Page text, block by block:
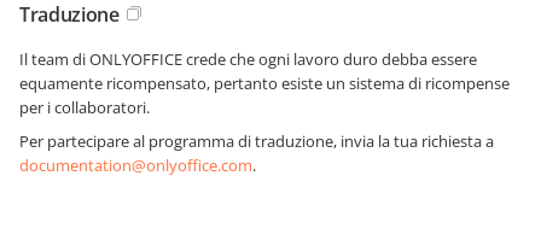
Traduzione
Il team di ONLYOFFICE crede che ogni lavoro duro debba essere
equamente ricompensato, pertanto esiste un sistema di ricompense
per i collaboratori.
Per partecipare al programma di traduzione, invia la tua richiesta a
documentation@onlyoffice.com.